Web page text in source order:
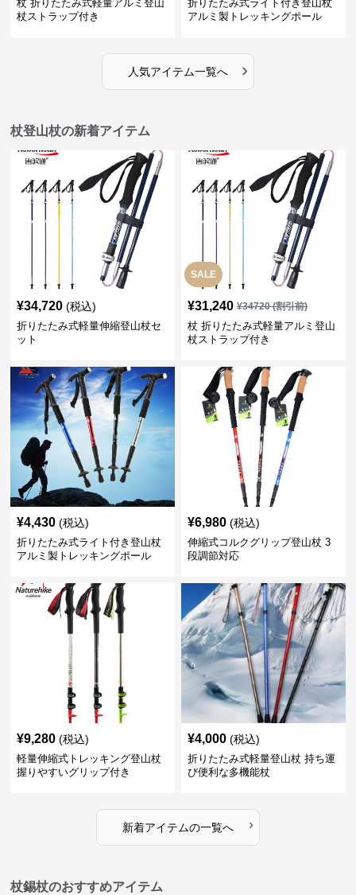
杖 折りたたみ式軽量アルミ登山
杖ストラップ付き
折りたたみ式ライト付き登山杖
アルミ製トレッキングポール
人気アイテム一覧へ ›
杖登山杖の新着アイテム
¥34,720 (税込)
折りたたみ式軽量伸縮登山杖セ
ット
SALE
¥31,240 ¥34720(割引前)
杖 折りたたみ式軽量アルミ登山
杖ストラップ付き
¥4,430 (税込)
折りたたみ式ライト付き登山杖
アルミ製トレッキングポール
¥6,980 (税込)
伸縮式コルクグリップ登山杖 3
段調節対応
¥9,280 (税込)
軽量伸縮式トレッキング登山杖
握りやすいグリップ付き
¥4,000 (税込)
折りたたみ式軽量登山杖 持ち運
び便利な多機能杖
新着アイテムの一覧へ ›
杖錫杖のおすすめアイテム